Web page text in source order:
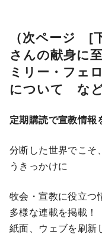
（次ページ [
さんの献身に
ミリー・フェ
について など
定期購読で宣教情報
分断した世界でこそ
うきっかけに
牧会・宣教に役立つ
多様な連載を掲載！
紙面、ウェブを刷新